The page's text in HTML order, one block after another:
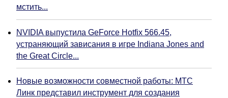
мстить...
NVIDIA выпустила GeForce Hotfix 566.45,
устраняющий зависания в игре Indiana Jones and
the Great Circle...
Новые возможности совместной работы: МТС
Линк представил инструмент для создания